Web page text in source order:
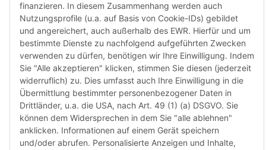
finanzieren. In diesem Zusammenhang werden auch
Nutzungsprofile (u.a. auf Basis von Cookie-IDs) gebildet
und angereichert, auch außerhalb des EWR. Hierfür und um
bestimmte Dienste zu nachfolgend aufgeführten Zwecken
verwenden zu dürfen, benötigen wir Ihre Einwilligung. Indem
Sie "Alle akzeptieren" klicken, stimmen Sie diesen (jederzeit
widerruflich) zu. Dies umfasst auch Ihre Einwilligung in die
Übermittlung bestimmter personenbezogener Daten in
Drittländer, u.a. die USA, nach Art. 49 (1) (a) DSGVO. Sie
können dem Widersprechen in dem Sie "alle ablehnen"
anklicken. Informationen auf einem Gerät speichern
und/oder abrufen. Personalisierte Anzeigen und Inhalte,